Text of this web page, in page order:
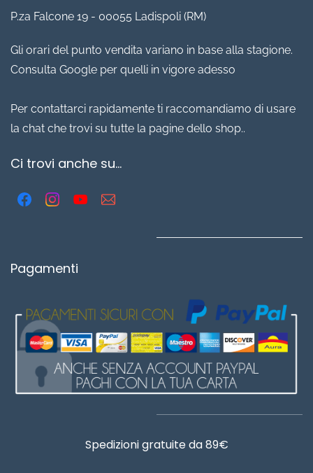
P.za Falcone 19 - 00055 Ladispoli (RM)
Gli orari del punto vendita variano in base alla stagione.
Consulta Google per quelli in vigore adesso
Per contattarci rapidamente ti raccomandiamo di usare
la chat che trovi su tutte la pagine dello shop..
Ci trovi anche su...
Pagamenti
Spedizioni gratuite da 89€